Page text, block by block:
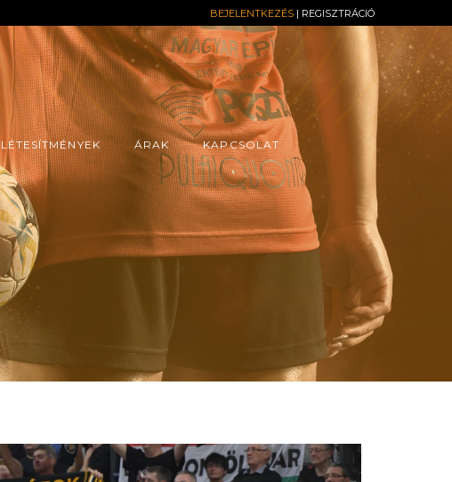
BEJELENTKEZÉS | REGISZTRÁCIÓ
LÉTESÍTMÉNYEK ÁRAK KAPCSOLAT